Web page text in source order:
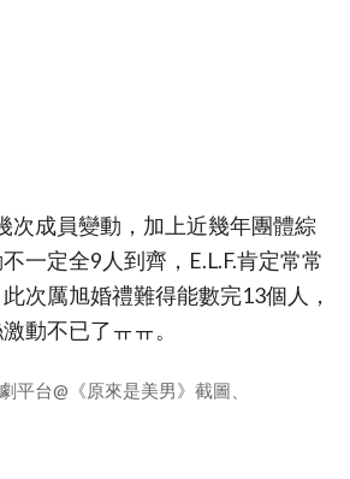
次成員變動，加上近幾年團體綜
一定全9人到齊，E.L.F.肯定常常
次厲旭婚禮難得能數完13個人，
動不已了ㅠㅠ。
平台@《原來是美男》截圖、